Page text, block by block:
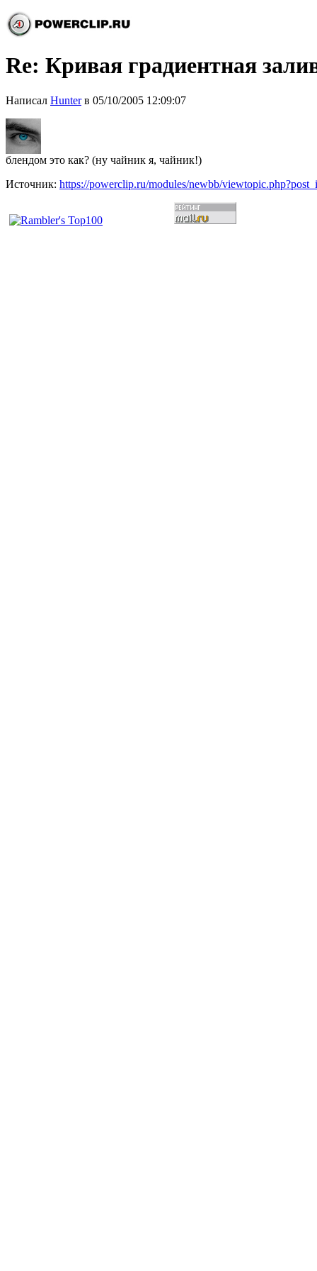
Re: Кривая градиентная
Написал Hunterв 05/10/2005 12:09:07
блендом это как? (ну чайник я, чайник!)
Источник: https://powerclip.ru/modules/newbb/